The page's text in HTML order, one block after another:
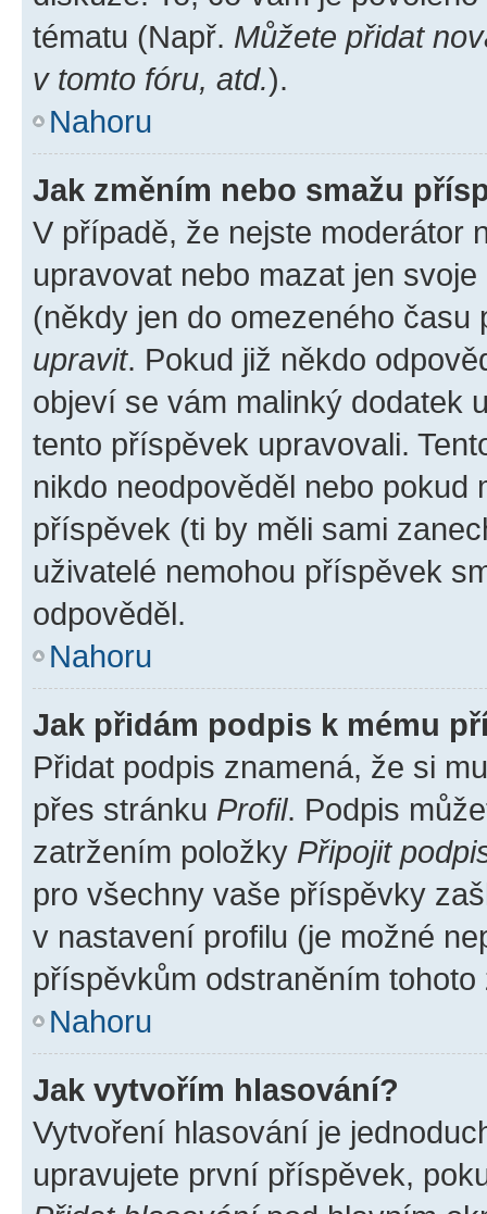
tématu (Např. Můžete přidat
v tomto fóru, atd.).
Nahoru
Jak změním nebo smažu
V případě, že nejste moderátor
upravovat nebo mazat jen
(někdy jen do omezeného
upravit. Pokud již někdo
objeví se vám malinký dodatek
tento příspěvek upravovali.
nikdo neodpověděl nebo pokud
příspěvek (ti by měli sami
uživatelé nemohou příspěvek
odpověděl.
Nahoru
Jak přidám podpis k mému
Přidat podpis znamená, že si
přes stránku Profil. Podpis
zatržením položky Připojit
pro všechny vaše příspěvky
v nastavení profilu (je možné
příspěvkům odstraněním
Nahoru
Jak vytvořím hlasování?
Vytvoření hlasování je
upravujete první příspěvek,